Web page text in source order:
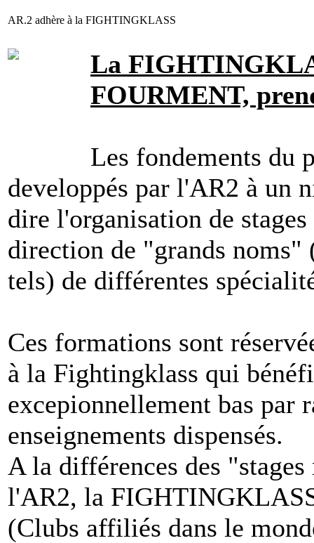
AR.2 adhère à la FIGHTINGKLASS
La
FOURMENT,
Les fondements du
developpés par l'AR2 à un
dire l'organisation de
direction de "grands noms"
tels) de différentes
Ces formations sont
à la Fightingklass qui
excepionnellement bas par
enseignements dispensés.
A la différences des
l'AR2, la
(Clubs affiliés dans le